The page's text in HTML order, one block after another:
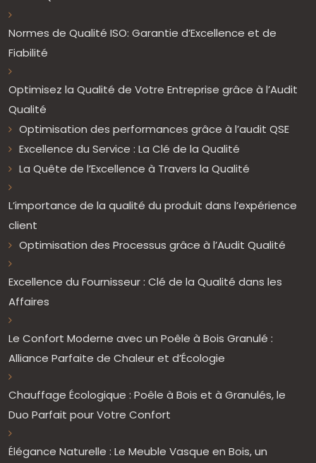
Normes de Qualité ISO: Garantie d’Excellence et de
Fiabilité
Optimisez la Qualité de Votre Entreprise grâce à l’Audit
Qualité
Optimisation des performances grâce à l’audit QSE
Excellence du Service : La Clé de la Qualité
La Quête de l’Excellence à Travers la Qualité
L’importance de la qualité du produit dans l’expérience
client
Optimisation des Processus grâce à l’Audit Qualité
Excellence du Fournisseur : Clé de la Qualité dans les
Affaires
Le Confort Moderne avec un Poêle à Bois Granulé :
Alliance Parfaite de Chaleur et d’Écologie
Chauffage Écologique : Poêle à Bois et à Granulés, le
Duo Parfait pour Votre Confort
Élégance Naturelle : Le Meuble Vasque en Bois, un